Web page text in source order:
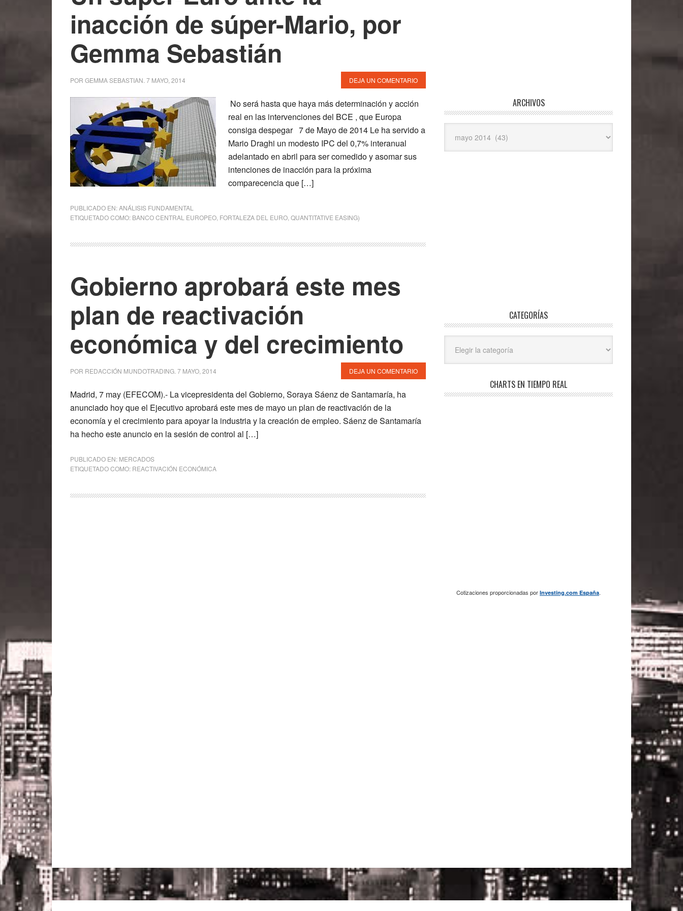
inacción de súper-Mario, por
Gemma Sebastián
POR GEMMA SEBASTIAN 7 MAYO, 2014 DEJA UN COMENTARIO
No será hasta que haya más determinación y acción
real en las intervenciones del BCE , que Europa
consiga despegar 7 de Mayo de 2014 Le ha servido a
Mario Draghi un modesto IPC del 0,7% interanual
adelantado en abril para ser comedido y asomar sus
intenciones de inacción para la próxima
comparecencia que […]
PUBLICADO EN:ANÁLISIS FUNDAMENTAL
ETIQUETADO COMO: BANCO CENTRAL EUROPEO FORTALEZA DEL EURO QUANTITATIVE EASING)
Gobierno aprobará este mes
plan de reactivación
económica y del crecimiento
POR REDACCIÓN MUNDOTRADING 7 MAYO, 2014 DEJA UN COMENTARIO
Madrid, 7 may (EFECOM).- La vicepresidenta del Gobierno, Soraya Sáenz de Santamaría, ha
anunciado hoy que el Ejecutivo aprobará este mes de mayo un plan de reactivación de la
economía y el crecimiento para apoyar la industria y la creación de empleo. Sáenz de Santamaría
ha hecho este anuncio en la sesión de control al […]
PUBLICADO EN: MERCADOS
ETIQUETADO COMO: REACTIVACIÓN ECONÓMICA
ARCHIVOS
CATEGORÍAS
CHARTS EN TIEMPO REAL
Cotizaciones proporcionadas por Investing.com España.